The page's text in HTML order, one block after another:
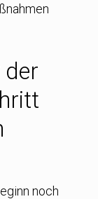
der
noch